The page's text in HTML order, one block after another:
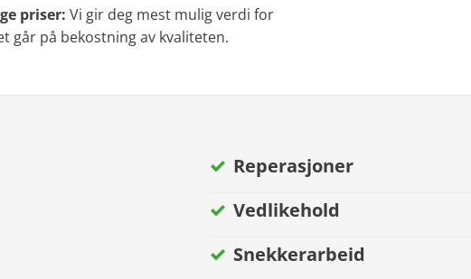
priser: Vi gir deg mest mulig verdi for
går på bekostning av kvaliteten.
Reperasjoner
Vedlikehold
Snekkerarbeid